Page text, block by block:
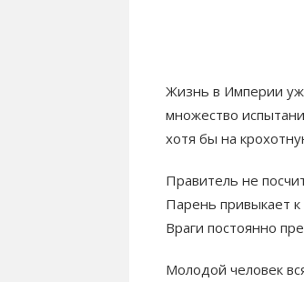
Жизнь в Империи
множество
хотя бы на
Правитель не
Парень привыкает
Враги постоянно
Молодой человек